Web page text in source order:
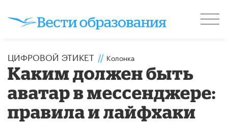
ЦИФРОВОЙ ЭТИКЕТ // Колонка
Каким должен быть
аватар в мессенджере:
правила и лайфхаки